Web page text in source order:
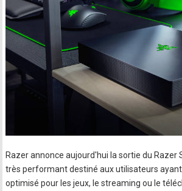
Razer annonce aujourd'hui la sortie du Razer
très performant destiné aux utilisateurs ayant
optimisé pour les jeux, le streaming ou le